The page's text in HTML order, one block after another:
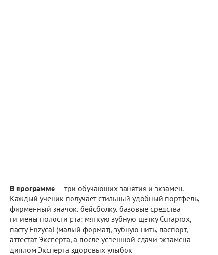
В программе — три обучающих занятия и экзамен.
Каждый ученик получает стильный удобный портфель,
фирменный значок, бейсболку, базовые средства
гигиены полости рта: мягкую зубную щетку Curaprox,
пасту Enzycal (малый формат), зубную нить, паспорт,
аттестат Эксперта, а после успешной сдачи экзамена —
диплом Эксперта здоровых улыбок